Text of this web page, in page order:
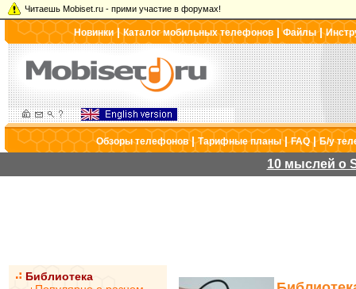
Читаешь Mobiset.ru - прими участие в форумах!
Новинки|Каталог мобильных телефонов |Файлы|
Обзоры телефонов|Тарифные планы|FAQ|Б/у
10 мыслей о
Библиотека